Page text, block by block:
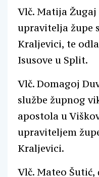
Vlč. Matija Žugaj
upravitelja župe
Kraljevici, te
Isusove u Split.
Vlč. Domagoj
službe župnog
apostola u
upraviteljem
Kraljevici.
Vlč. Mateo